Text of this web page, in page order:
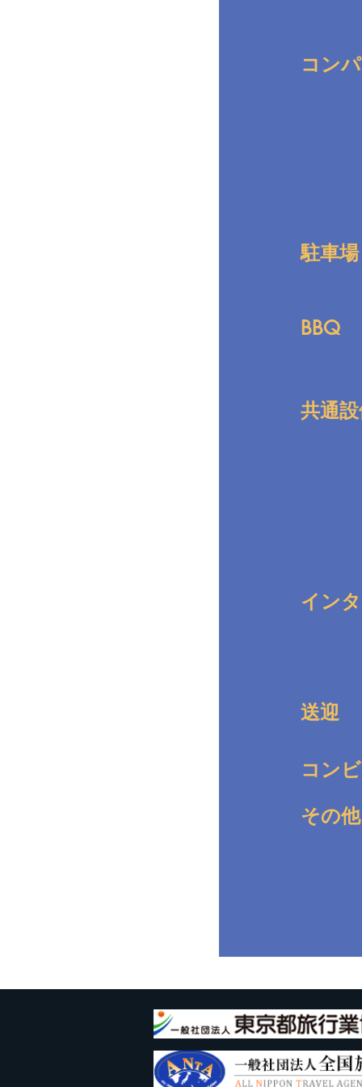
コンパ
駐車場
BBQ
共通
イン
送迎
コン
その他